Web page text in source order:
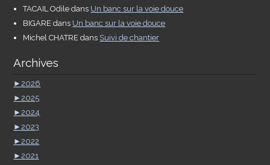
TACAIL Odile dans Un banc sur la voie douce
BIGARE dans Un banc sur la voie douce
Michel CHATRE dans Suivi de chantier
Archives
►2026
►2025
►2024
►2023
►2022
►2021